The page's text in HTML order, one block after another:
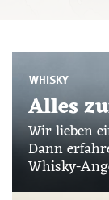
WHISKY
Alles
Wir lieben
Dann
Whisky-